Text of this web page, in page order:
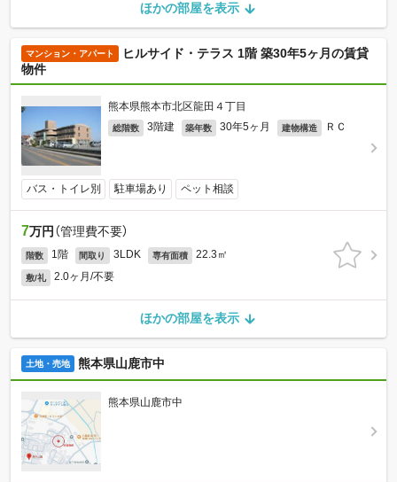
ほかの部屋を表示
マンション・アパート
ヒルサイド・テラス 1階 築30年5ヶ月の賃貸
物件
熊本県熊本市北区龍田４丁目
総階数 3階建 築年数 30年5ヶ月 建物構造 ＲＣ
バス・トイレ別 駐車場あり ペット相談
7万円 （管理費不要）
階数 1階 間取り 3LDK 専有面積 22.3㎡
敷/礼 2.0ヶ月/不要
ほかの部屋を表示
土地・売地 熊本県山鹿市中
熊本県山鹿市中